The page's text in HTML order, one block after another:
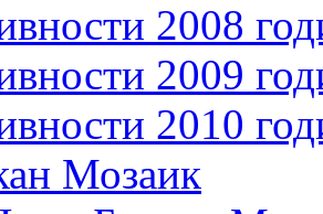
2008
2009
2010
Мозаик